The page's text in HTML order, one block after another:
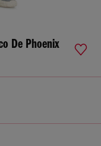
De Phoenix